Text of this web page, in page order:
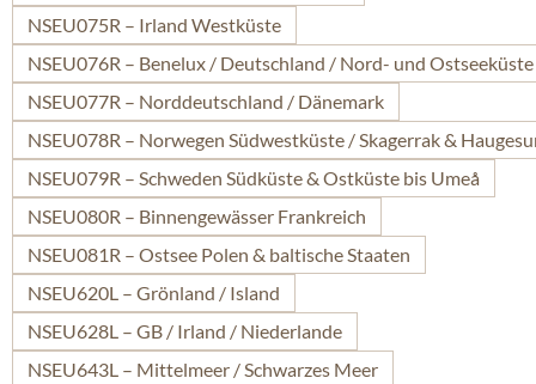
NSEU075R – Irland Westküste
NSEU076R – Benelux / Deutschland / Nord- und Ostseeküste
NSEU077R – Norddeutschland / Dänemark
NSEU078R – Norwegen Südwestküste / Skagerrak &
NSEU079R – Schweden Südküste & Ostküste bis Umeå
NSEU080R – Binnengewässer Frankreich
NSEU081R – Ostsee Polen & baltische Staaten
NSEU620L – Grönland / Island
NSEU628L – GB / Irland / Niederlande
NSEU643L – Mittelmeer / Schwarzes Meer